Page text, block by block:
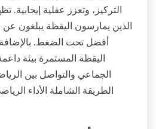
التركيز، وتعزز عقلية إيجابية.
الذين يمارسون اليقظة يبلغون
أفضل تحت الضغط.
اليقظة المستمرة بيئة
الجماعي والتواصل بين
الطريقة الشاملة الأداء